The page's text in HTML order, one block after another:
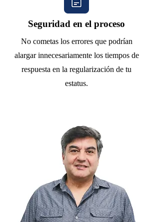
Seguridad en el proceso
No cometas los errores que podrían
alargar innecesariamente los tiempos de
respuesta en la regularización de tu
estatus.